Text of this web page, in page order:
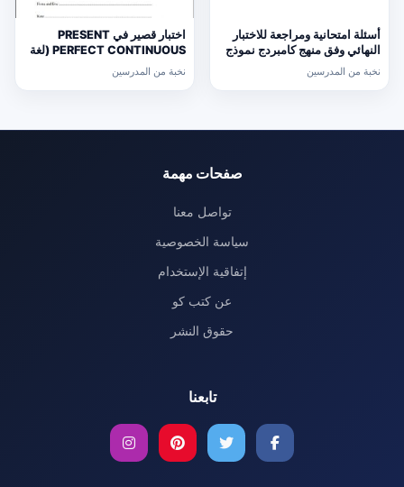
أسئلة امتحانية ومراجعة للاختبار
النهائي وفق منهج كامبردج نموذج
ثالث (رياضيات) التاسع
نخبة من المدرسين
اختبار قصير في PRESENT
PERFECT CONTINUOUS (لغة
انجليزية) حلقة ثانية
نخبة من المدرسين
صفحات مهمة
تواصل معنا
سياسة الخصوصية
إتفاقية الإستخدام
عن كتب كو
حقوق النشر
تابعنا